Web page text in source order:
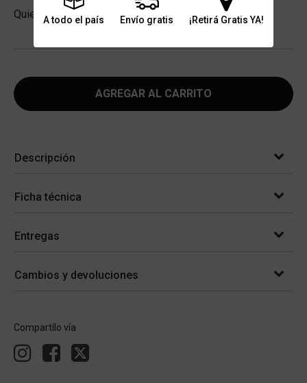
A todo el país Envío gratis ¡Retirá Gratis YA!
Quiero -
Cantidad +
AGREGAR AL CARRITO
Descripción
Ficha técnica
Entregas
Cambios y devoluciones
Compartílo vía